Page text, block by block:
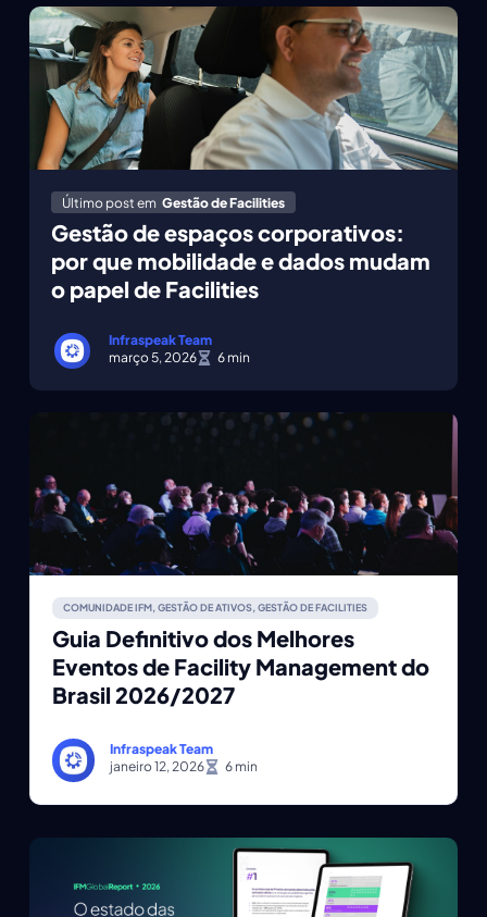
Último post em Gestão de Facilities
Gestão de espaços corporativos:
por que mobilidade e dados mudam
o papel de Facilities
Infraspeak Team
março 5, 2026
COMUNIDADE IFM,GESTÃO DE ATIVOS,GESTÃO DE FACILITIES
Guia Definitivo dos Melhores
Eventos de Facility Management do
Brasil 2026/2027
Infraspeak Team
janeiro 12, 2026